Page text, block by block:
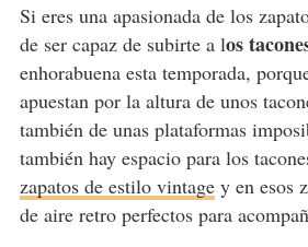
Si eres una apasionada de los
de ser capaz de subirte a los
enhorabuena esta temporada,
apuestan por la altura de unos
también de unas plataformas
también hay espacio para los
zapatos de estilo vintagey en esos
de aire retro perfectos para